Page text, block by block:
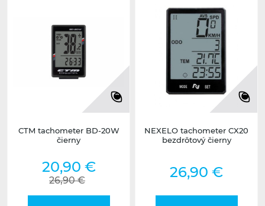
CTM tachometer BD-20W
čierny
20,90 €
26,90 €
NEXELO tachometer CX20
bezdrôtový čierny
26,90 €